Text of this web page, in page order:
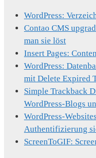
WordPress:
Contao CMS
man sie löst
Insert Pages:
WordPress:
mit Delete Expired
Simple Trackback
WordPress-Blogs
WordPress-
Authentifizierung
ScreenToGIF: